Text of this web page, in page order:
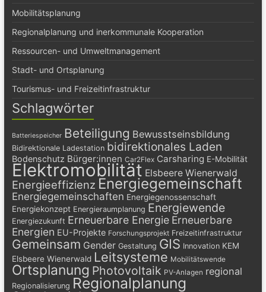
Mobilitätsplanung
Regionalplanung und inerkommunale Kooperation
Ressourcen- und Umweltmanagement
Stadt- und Ortsplanung
Tourismus- und Freizeitinfrastruktur
Schlagwörter
Batteriespeicher Beteiligung Bewusstseinsbildung
Bidirektionale Ladestation bidirektionales Laden
Bodenschutz Bürger:innen Car2Flex Carsharing E-Mobilität
Elektromobilität Elsbeere Wienerwald
Energieeffizienz Energiegemeinschaft
Energiegemeinschaften Energiegenossenschaft
Energiekonzept Energieraumplanung Energiewende
Energiezukunft Erneuerbare Energie Erneuerbare
Energien EU-Projekte Forschungsprojekt Freizeitinfrastruktur
Gemeinsam Gender Gestaltung GIS Innovation KEM
Elsbeere Wienerwald Leitsysteme Mobilitätswende
Ortsplanung Photovoltaik PV-Anlagen regional
Regionalisierung Regionalplanung